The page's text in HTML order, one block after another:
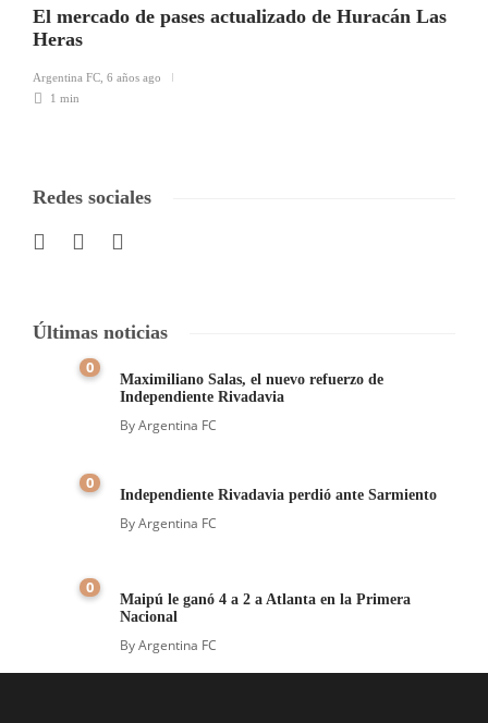
El mercado de pases actualizado de Huracán Las
Heras
Argentina FC 6 años ago
1 min
Redes sociales
Últimas noticias
0
Maximiliano Salas, el nuevo refuerzo de
Independiente Rivadavia
ByArgentina FC
0
Independiente Rivadavia perdió ante Sarmiento
ByArgentina FC
0
Maipú le ganó 4 a 2 a Atlanta en la Primera
Nacional
ByArgentina FC